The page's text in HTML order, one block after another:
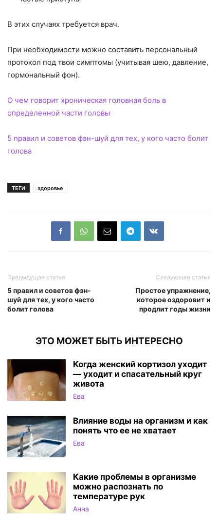
В этих случаях требуется врач.
При необходимости можно составить персональный
протокол под твои симптомы (учитывая шею, давление,
гормональный фон).
О чем говорит хроническая головная боль в
определенной части головы
5 правил и советов фэн-шуй для тех, у кого часто болит
голова
ТЕГИ здоровье
Предыдущая статья
5 правил и советов фэн-
шуй для тех, у кого часто
болит голова
Следующая статья
Простое упражнение,
которое оздоровит и
продлит годы жизни
ЭТО МОЖЕТ БЫТЬ ИНТЕРЕСНО
Когда женский кортизол уходит
— уходит и спасательный круг
живота
Ева
Влияние воды на организм и как
понять что ее не хватает
Ева
Какие проблемы в организме
можно распознать по
температуре рук
Анна